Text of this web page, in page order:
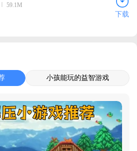
59.1M
下载
小孩能玩的益智游戏